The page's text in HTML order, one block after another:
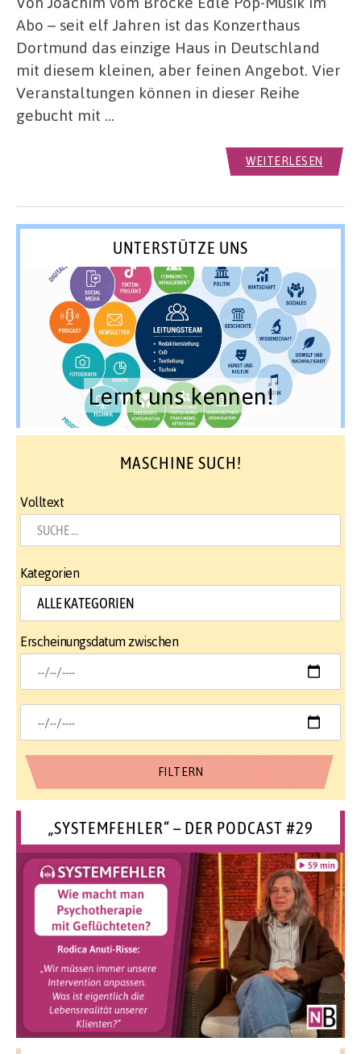
Abo – seit elf Jahren ist das Konzerthaus
Dortmund das einzige Haus in Deutschland
mit diesem kleinen, aber feinen Angebot. Vier
Veranstaltungen können in dieser Reihe
gebucht mit …
WEITERLESEN
UNTERSTÜTZE UNS
Lernt uns kennen!
MASCHINE SUCH!
Volltext
Kategorien
Erscheinungsdatum zwischen
„SYSTEMFEHLER“ – DER PODCAST #29